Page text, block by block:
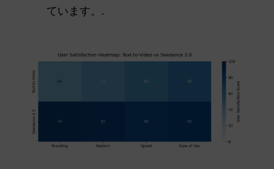
ています。.